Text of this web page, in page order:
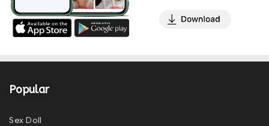
Popular
Sex Doll